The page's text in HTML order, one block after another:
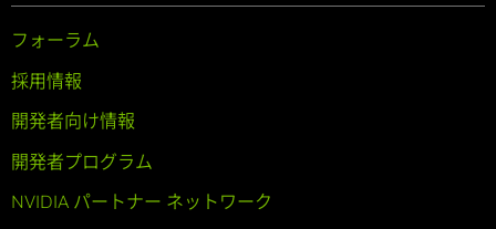
フォーラム
採用情報
開発者向け情報
開発者プログラム
NVIDIA パートナー ネットワーク